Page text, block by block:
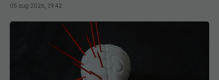
05 aug 2026, 19:42